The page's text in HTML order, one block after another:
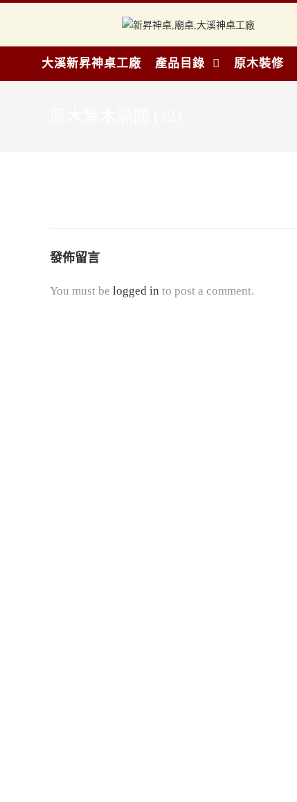
大溪新昇神桌工廠 產品目錄 原木裝修
發佈留言
You must be logged in to post a comment.